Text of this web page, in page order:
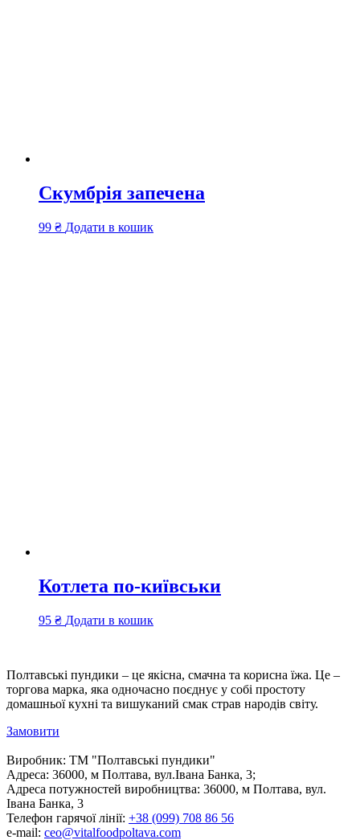
Скумбрія запечена
99 ₴ Додати в кошик
Котлета по-київськи
95 ₴ Додати в кошик
Полтавські пундики – це якісна, смачна та корисна їжа. Це –
торгова марка, яка одночасно поєднує у собі простоту
домашньої кухні та вишуканий смак страв народів світу.
Замовити
Виробник: ТМ "Полтавські пундики"
Адреса: 36000, м Полтава, вул.Івана Банка, 3;
Адреса потужностей виробництва: 36000, м Полтава, вул.
Івана Банка, 3
Телефон гарячої лінії: +38 (099) 708 86 56
e-mail: ceo@vitalfoodpoltava.com